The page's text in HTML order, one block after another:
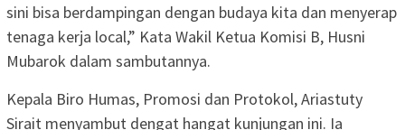
sini bisa berdampingan dengan budaya kita dan menyerap
tenaga kerja local,” Kata Wakil Ketua Komisi B, Husni
Mubarok dalam sambutannya.
Kepala Biro Humas, Promosi dan Protokol, Ariastuty
Sirait menyambut dengat hangat kunjungan ini. Ia